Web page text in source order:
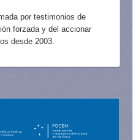
por testimonios de
forzada y del accionar
desde 2003.